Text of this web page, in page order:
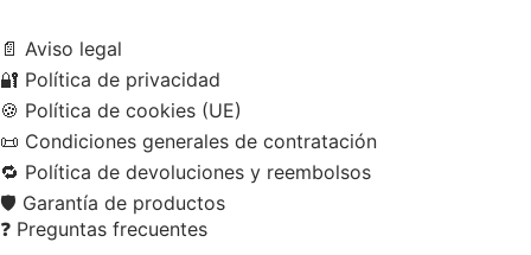
📄 Aviso legal
🔐 Política de privacidad
🍪 Política de cookies (UE)
📜 Condiciones generales de contratación
🔁 Política de devoluciones y reembolsos
🛡️ Garantía de productos
❓ Preguntas frecuentes